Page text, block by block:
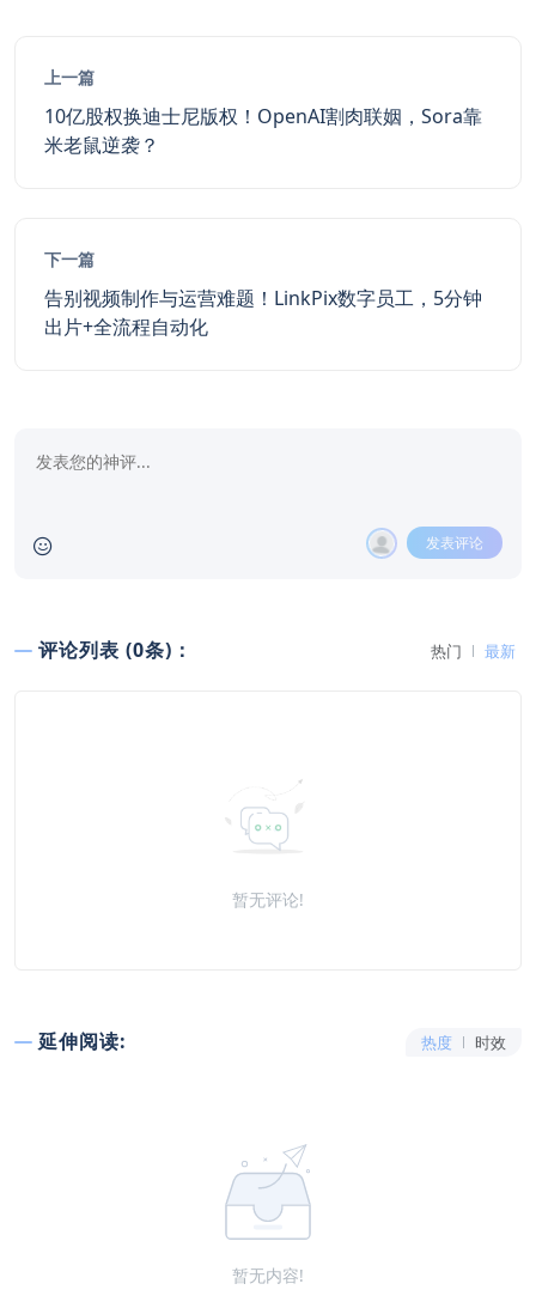
上一篇
10亿股权换迪士尼版权！OpenAI割肉联姻，Sora靠
米老鼠逆袭？
下一篇
告别视频制作与运营难题！LinkPix数字员工，5分钟
出片+全流程自动化
发表评论
评论列表 (0条)： 热门 最新
暂无评论!
延伸阅读: 热度 时效
暂无内容!